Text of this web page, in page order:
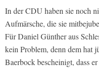
In der CDU haben sie noch
Aufmärsche, die sie
Für Daniel Günther aus
kein Problem, denn dem hat
Baerbock bescheinigt, dass